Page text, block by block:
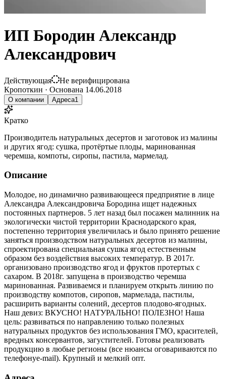
ИП Бородин Александр
Александрович
Действующая
Не верифицирована
Кропоткин · Основана 14.06.2018
О компании Адреса1
Кратко
Производитель натуральных десертов и заготовок из малины
и других ягод: сушка, протёртые плоды, маринованная
черемша, компоты, сиропы, пастила, мармелад.
Описание
Молодое, но динамично развивающееся предприятие в лице
Александра Александровича Бородина ищет надежных
постоянных партнеров. 5 лет назад был посажен малинник на
экологически чистой территории Краснодарского края,
постепенно территория увеличилась и было принято решение
заняться производством натуральных десертов из малины,
спроектирована специальная сушка ягод естественным
образом без воздействия высоких температур. В 2017г.
организовано производство ягод и фруктов протертых с
сахаром. В 2018г. запущена в производство черемша
маринованная. Развиваемся и планируем открыть линию по
производству компотов, сиропов, мармелада, пастилы,
расширить варианты солений, десертов плодово-ягодных.
Наш девиз: ВКУСНО! НАТУРАЛЬНО! ПОЛЕЗНО! Наша
цель: развиваться по направлению только полезных
натуральных продуктов без использования ГМО, красителей,
вредных консервантов, загустителей. Готовы реализовать
продукцию в любые регионы (все нюансы оговариваются по
телефонуe-mail). Крупный и мелкий опт.